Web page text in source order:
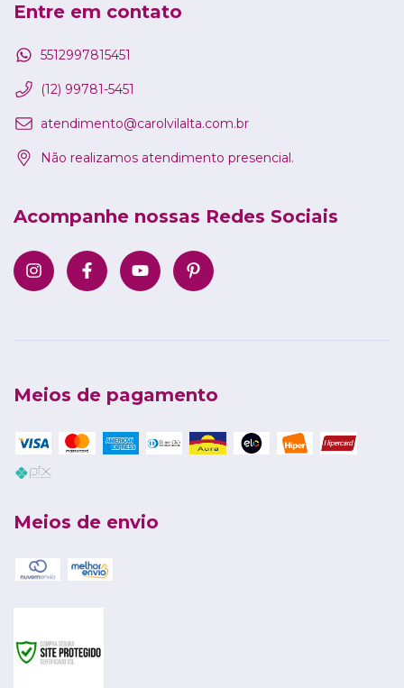
Entre em contato
5512997815451
(12) 99781-5451
atendimento@carolvilalta.com.br
Não realizamos atendimento presencial.
Acompanhe nossas Redes Sociais
Meios de pagamento
Meios de envio